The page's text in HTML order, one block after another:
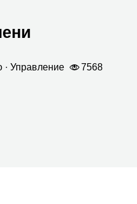
· Управ­ле­ние 7568